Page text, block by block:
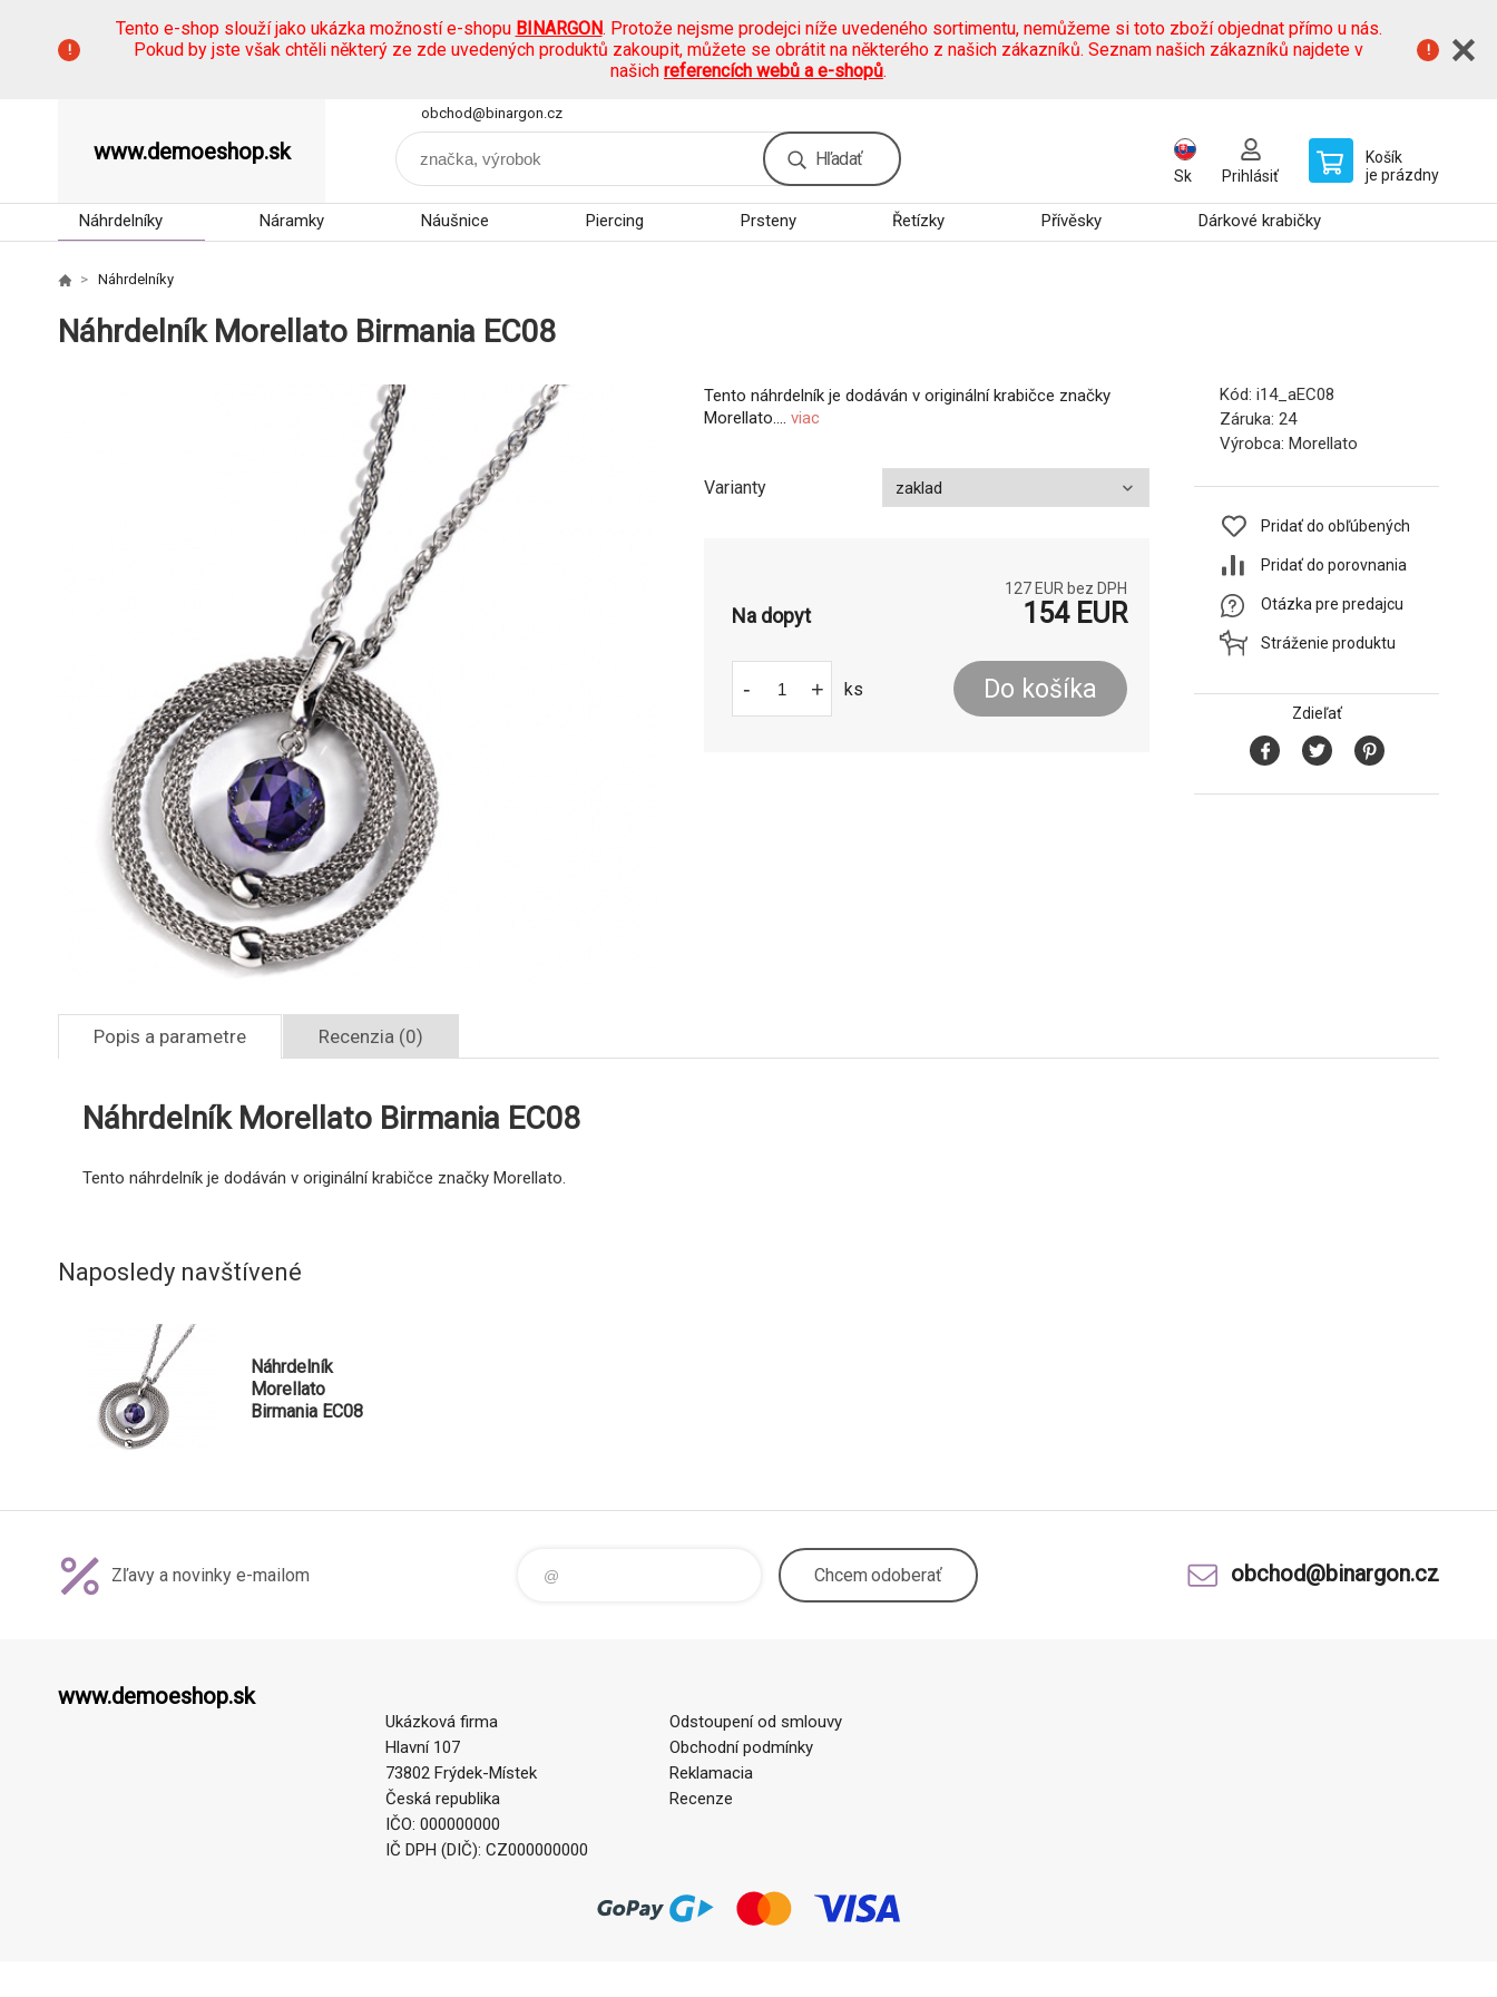
Tento e-shop slouží jako ukázka možností e-shopu BINARGON. Protože nejsme prodejci níže uvedeného sortimentu, nemůžeme si toto zboží objednat přímo u nás.
Pokud by jste však chtěli některý ze zde uvedených produktů zakoupit, můžete se obrátit na některého z našich zákazníků. Seznam našich zákazníků najdete v
našich referencích webů a e-shopů.
www.demoeshop.sk
obchod@binargon.cz
Hľadať
Sk Prihlásiť
Košík
je prázdny
Náhrdelníky Náramky Náušnice Piercing Prsteny Řetízky Přívěsky Dárkové krabičky
Náhrdelníky
Náhrdelník Morellato Birmania EC08
Tento náhrdelník je dodáván v originální krabičce značky
Morellato.... viac
Varianty
127 EUR bez DPH
Na dopyt 154EUR
- + ks Do košíka
Kód: i14_aEC08
Záruka: 24
Výrobca: Morellato
Pridať do obľúbených
Pridať do porovnania
Otázka pre predajcu
Stráženie produktu
Zdieľať
Popis a parametre Recenzia (0)
Náhrdelník Morellato Birmania EC08
Tento náhrdelník je dodáván v originální krabičce značky Morellato.
Naposledy navštívené
Náhrdelník
Morellato
Birmania EC08
Zľavy a novinky e-mailom Chcem odoberať obchod@binargon.cz
www.demoeshop.sk
Ukázková firma
Hlavní 107
73802 Frýdek-Místek
Česká republika
IČO: 000000000
IČ DPH (DIČ): CZ000000000
Odstoupení od smlouvy
Obchodní podmínky
Reklamacia
Recenze